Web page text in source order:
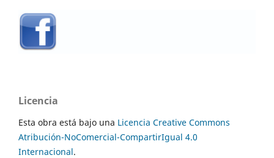
Licencia
Esta obra está bajo una Licencia Creative Commons
Atribución-NoComercial-CompartirIgual 4.0
Internacional.